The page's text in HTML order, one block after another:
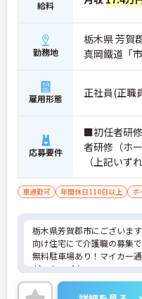
給料
勤務地
栃木県 芳賀
真岡鐵道「
雇用形態 正社員(正職
応募要件
■初任者研
者研修（ホ
（上記い
車通勤可 年間休日110日以上 ボ
栃木県芳賀郡市にございま
向け住宅にて介護職の募集で
無料駐車場あり！マイカー
がスムーズ♪
年間休日も110日としっか
で、ワークライフバランス